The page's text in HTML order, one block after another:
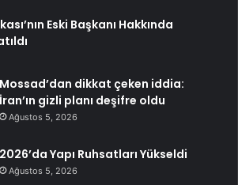
Eski Başkanı Hakkında
Mossad’dan dikkat çeken iddia:
İran’ın gizli planı deşifre oldu
Ağustos 5, 2026
2026’da Yapı Ruhsatları Yükseldi
Ağustos 5, 2026